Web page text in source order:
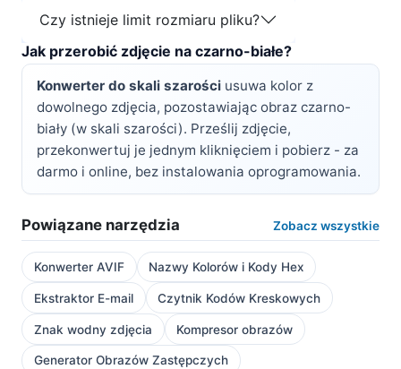
Czy istnieje limit rozmiaru pliku?
Jak przerobić zdjęcie na czarno-białe?
Konwerter do skali szarości usuwa kolor z
dowolnego zdjęcia, pozostawiając obraz czarno-
biały (w skali szarości). Prześlij zdjęcie,
przekonwertuj je jednym kliknięciem i pobierz - za
darmo i online, bez instalowania oprogramowania.
Powiązane narzędzia Zobacz wszystkie
Konwerter AVIF Nazwy Kolorów i Kody Hex
Ekstraktor E-mail Czytnik Kodów Kreskowych
Znak wodny zdjęcia Kompresor obrazów
Generator Obrazów Zastępczych